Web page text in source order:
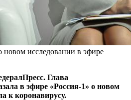
новом исследовании в эфире
Глава
в эфире «Россия-1» о новом
к коронавирусу.